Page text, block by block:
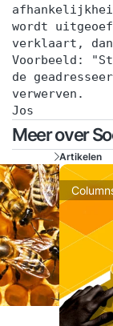
wordt
verklaart,
Voorbeeld:
de
verwerven.
Jos
Meer over
Artikelen